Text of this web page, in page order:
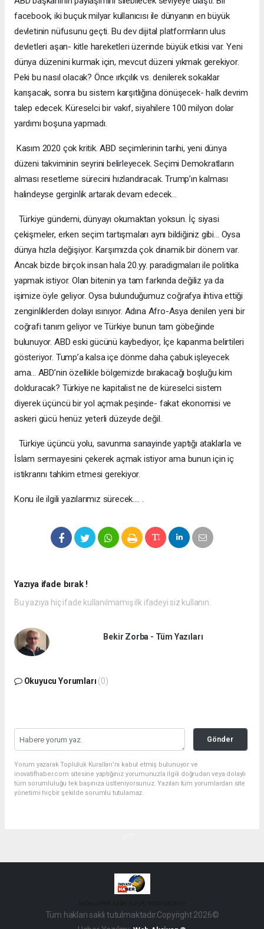
facebook, iki buçuk milyar kullanıcısı ile dünyanın en büyük
devletinin nüfusunu geçti. Bu dev dijital platformların ulus
devletleri aşan- kitle hareketleri üzerinde büyük etkisi var. Yeni
dünya düzenini kurmak için, mevcut düzeni yıkmak gerekiyor.
Peki bu nasıl olacak? Önce ırkçılık vs. denilerek sokaklar
karışacak, sonra bu sistem karşıtlığına dönüşecek- halk devrim
talep edecek. Küreselci bir vakıf, siyahilere 100 milyon dolar
yardımı boşuna yapmadı.
Kasım 2020 çok kritik. ABD seçimlerinin tarihi, yeni dünya
düzeni takviminin seyrini belirleyecek. Seçimi Demokratların
alması resetleme sürecini hızlandıracak. Trump’ın kalması
halindeyse gerginlik artarak devam edecek…
Türkiye gündemi, dünyayı okumaktan yoksun. İç siyasi
çekişmeler, erken seçim tartışmaları aynı bildiğiniz gibi… Oysa
dünya hızla değişiyor. Karşımızda çok dinamik bir dönem var.
Ancak bizde birçok insan hala 20.yy. paradigmaları ile politika
yapmak istiyor. Olan bitenin ya tam farkında değiliz ya da
işimize öyle geliyor. Oysa bulunduğumuz coğrafya ihtiva ettiği
zenginliklerden dolayı ısınıyor. Adına Afro-Asya denilen yeni bir
coğrafi tanım geliyor ve Türkiye bunun tam göbeğinde
bulunuyor. ABD eski gücünü kaybediyor, İçe kapanma belirtileri
gösteriyor. Tump’a kalsa içe dönme daha çabuk işleyecek
ama... ABD’nin özellikle bölgemizde bırakacağı boşluğu kim
dolduracak? Türkiye ne kapitalist ne de küreselci sistem
diyerek üçüncü bir yol açmak peşinde- fakat ekonomisi ve
askeri gücü henüz yeterli düzeyde değil.
Türkiye üçüncü yolu, savunma sanayinde yaptığı ataklarla ve
İslam sermayesini çekerek açmak istiyor ama bunun için iç
istikrarını tahkim etmesi gerekiyor.
Konu ile ilgili yazılarımız sürecek…. .
Yazıya ifade bırak !
Bu yazıya hiç ifade kullanılmamış ilk ifadeyi siz kullanın.
Bekir Zorba - Tüm Yazıları
Okuyucu Yorumları (0)
Gönder
Yorum yazarak Topluluk Kuralları’nı kabul etmiş bulunuyor ve
inovatifhaber.com sitesine yaptığınız yorumunuzla ilgili doğrudan veya dolaylı
tüm sorumluluğu tek başınıza üstleniyorsunuz. Yazılan tüm yorumlardan site
yönetimi hiçbir şekilde sorumlu tutulamaz.
Tüm hakları saklı tutulmaktadır.Copyright 2026©